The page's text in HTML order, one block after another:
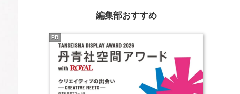
編集部おすすめ
PR